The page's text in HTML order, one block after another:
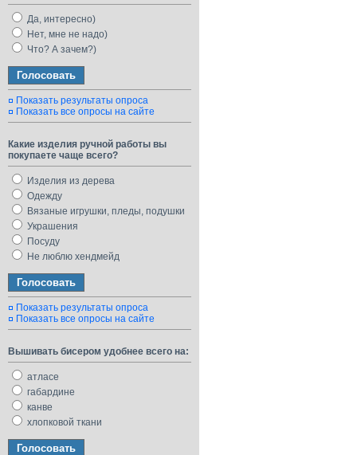
Да, интересно)
Нет, мне не надо)
Что? А зачем?)
Показать результаты опроса
Показать все опросы на сайте
Какие изделия ручной работы вы
покупаете чаще всего?
Изделия из дерева
Одежду
Вязаные игрушки, пледы, подушки
Украшения
Посуду
Не люблю хендмейд
Показать результаты опроса
Показать все опросы на сайте
Вышивать бисером удобнее всего на:
атласе
габардине
канве
хлопковой ткани